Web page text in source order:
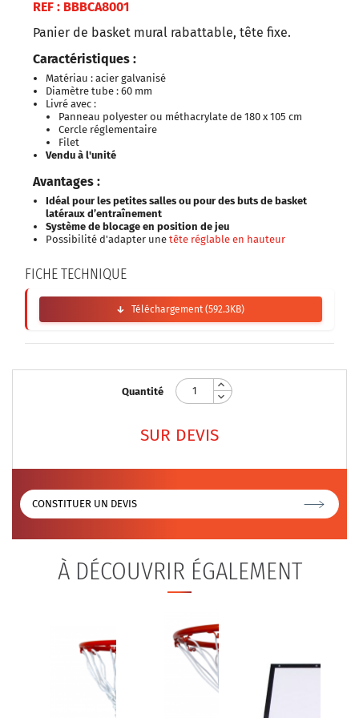
REF : BBBCA8001
Panier de basket mural rabattable, tête fixe.
Caractéristiques :
Matériau : acier galvanisé
Diamètre tube : 60 mm
Livré avec :
Panneau polyester ou méthacrylate de 180 x 105 cm
Cercle réglementaire
Filet
Vendu à l'unité
Avantages :
Idéal pour les petites salles ou pour des buts de basket
latéraux d’entraînement
Système de blocage en position de jeu
Possibilité d'adapter une tête réglable en hauteur
FICHE TECHNIQUE
Téléchargement (592.3KB)
Quantité
SUR DEVIS
CONSTITUER UN DEVIS
À DÉCOUVRIR ÉGALEMENT